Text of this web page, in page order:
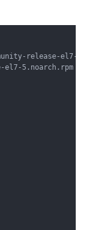
release-el7-
el7-5.noarch.rpm